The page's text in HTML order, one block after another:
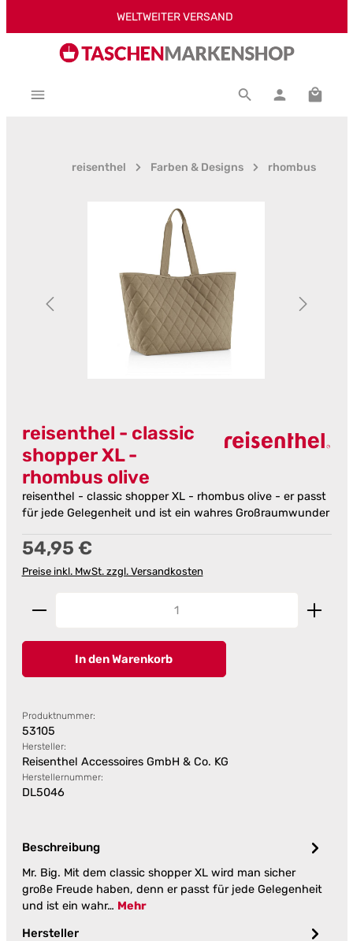
Zum Hauptinhalt springenWELTWEITER VERSAND
reisenthel Farben & Designs rhombus
reisenthel - classic
shopper XL -
rhombus olive
reisenthel - classic shopper XL - rhombus olive - er passt
für jede Gelegenheit und ist ein wahres Großraumwunder
Regulärer Preis:
54,95 €
Preise inkl. MwSt. zzgl. Versandkosten
Produkt Anzahl: Gib den gewünschten Wert ein
In den Warenkorb
Produktnummer:
53105
Hersteller:
Reisenthel Accessoires GmbH & Co. KG
Herstellernummer:
DL5046
Beschreibung
Mr. Big. Mit dem classic shopper XL wird man sicher
große Freude haben, denn er passt für jede Gelegenheit
und ist ein wahr… Mehr
Hersteller